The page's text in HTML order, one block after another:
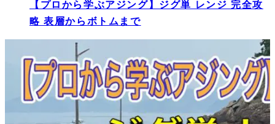
【プロから学ぶアジング】ジグ単 レンジ 完全攻
略 表層からボトムまで